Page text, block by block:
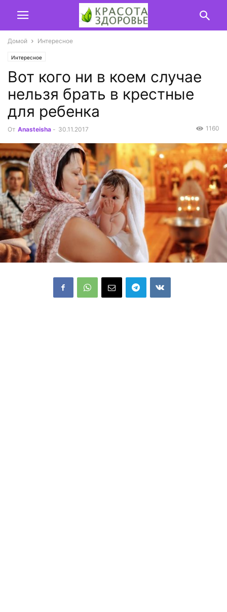
Домой Интересное
Интересное
Вот кого ни в коем случае
нельзя брать в крестные
для ребенка
От Anasteisha - 30.11.2017 1160